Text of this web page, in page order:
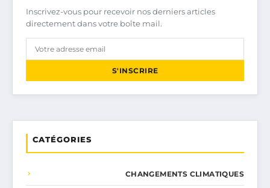
Inscrivez-vous pour recevoir nos derniers articles
directement dans votre boîte mail.
S'INSCRIRE
CATÉGORIES
CHANGEMENTS CLIMATIQUES